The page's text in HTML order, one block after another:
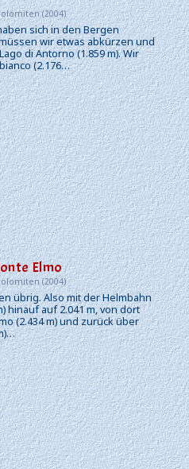
(2004)
sich in den Bergen
wir etwas abkürzen und
di Antorno (1.859 m). Wir
(2.176…
Elmo
(2004)
übrig. Also mit der Helmbahn
hinauf auf 2.041 m, von dort
(2.434 m) und zurück über